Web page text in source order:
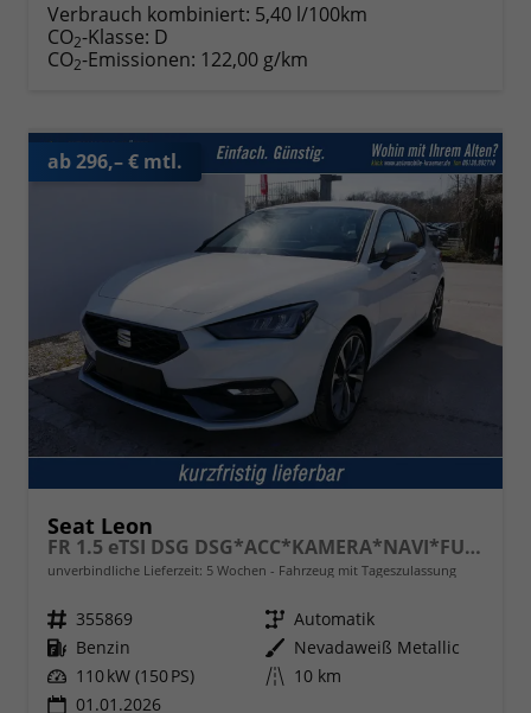
Verbrauch kombiniert: 5,40 l/100km
CO2-Klasse: D
CO2-Emissionen: 122,00 g/km
ab 296,– € mtl.
Seat Leon
FR 1.5 eTSI DSG DSG*ACC*KAMERA*NAVI*FULL-LINK*LENKRADHEIZUNG*3-ZONE KLIMAAUTOMATIK
unverbindliche Lieferzeit: 5 Wochen Fahrzeug mit Tageszulassung
Fahrzeugnr. 355869 Getriebe Automatik
Kraftstoff Benzin Außenfarbe Nevadaweiß Metallic
Leistung 110 kW (150 PS) Kilometerstand 10 km
01.01.2026